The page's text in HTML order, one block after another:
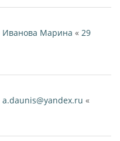
Иванова Марина « 29
a.daunis@yandex.ru «